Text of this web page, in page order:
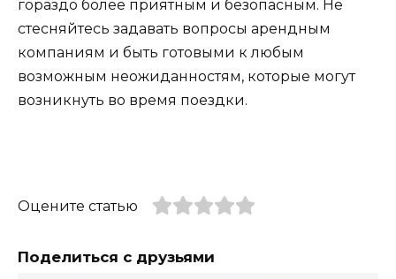
гораздо более приятным и безопасным. Не
стесняйтесь задавать вопросы арендным
компаниям и быть готовыми к любым
возможным неожиданностям, которые могут
возникнуть во время поездки.
Оцените статью
Поделиться с друзьями